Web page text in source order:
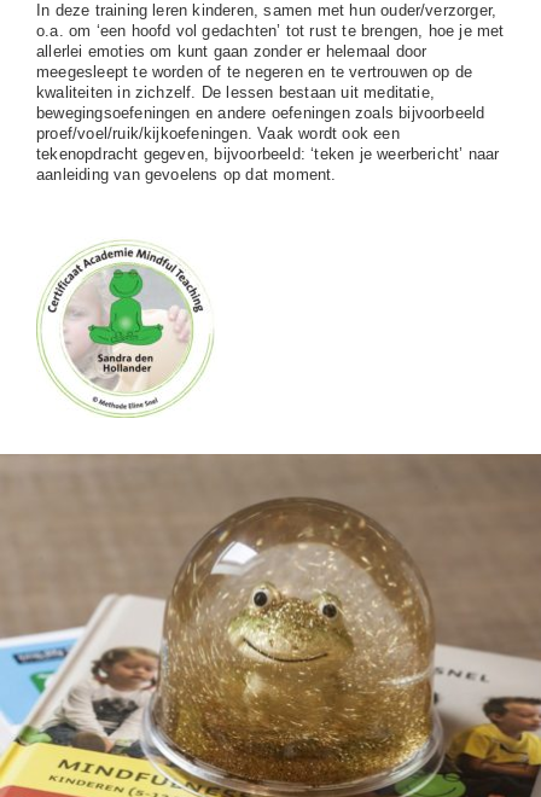
In deze training leren kinderen, samen met hun ouder/verzorger,
o.a. om ‘een hoofd vol gedachten’ tot rust te brengen, hoe je met
allerlei emoties om kunt gaan zonder er helemaal door
meegesleept te worden of te negeren en te vertrouwen op de
kwaliteiten in zichzelf. De lessen bestaan uit meditatie,
bewegingsoefeningen en andere oefeningen zoals bijvoorbeeld
proef/voel/ruik/kijkoefeningen. Vaak wordt ook een
tekenopdracht gegeven, bijvoorbeeld: ‘teken je weerbericht’ naar
aanleiding van gevoelens op dat moment.